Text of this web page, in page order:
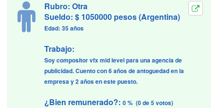
Rubro: Otra
Sueldo: $ 1050000 pesos (Argentina)
Edad: 35 años
Trabajo:
Soy compositor vfx mid level para una agencia de
publicidad. Cuento con 6 años de antoguedad en la
empresa y 2 años en este puesto.
¿Bien remunerado?: 0 % (0 de 5 votos)